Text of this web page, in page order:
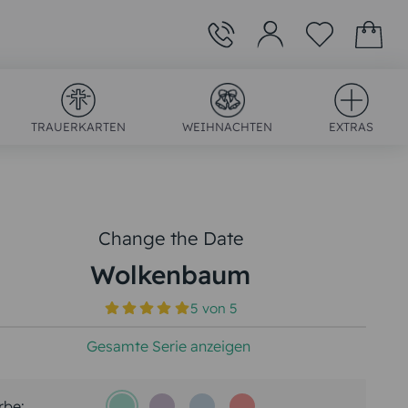
TRAUERKARTEN WEIHNACHTEN EXTRAS
Change the Date
Wolkenbaum
5 von5
Gesamte Serie anzeigen